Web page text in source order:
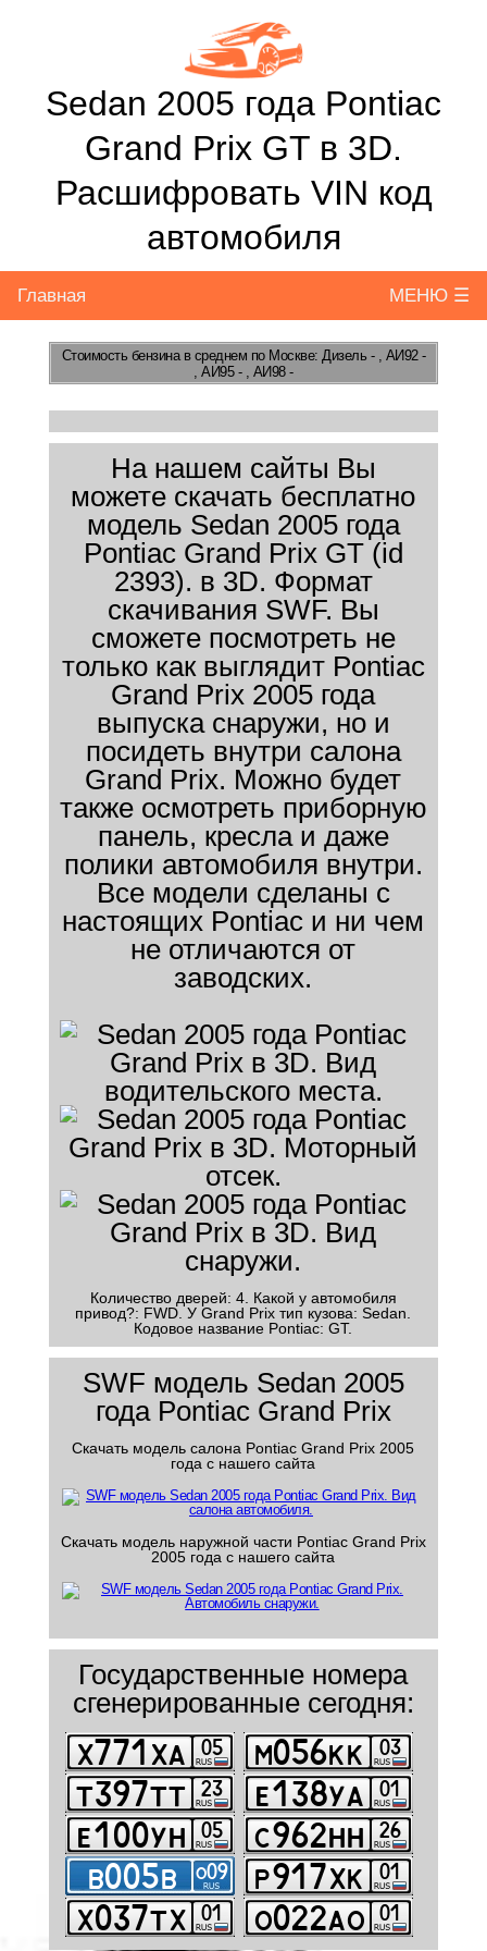
Sedan 2005 года Pontiac
Grand Prix GT в 3D.
Расшифровать VIN код
автомобиля
Главная МЕНЮ ☰
Стоимость бензинав среднем по Москве: Дизель - , АИ92 -
, АИ95 - , АИ98 -
На нашем сайты Вы
можете скачать бесплатно
модель Sedan 2005 года
Pontiac Grand Prix GT (id
2393). в 3D. Формат
скачивания SWF. Вы
сможете посмотреть не
только как выглядит Pontiac
Grand Prix 2005 года
выпуска снаружи, но и
посидеть внутри салона
Grand Prix. Можно будет
также осмотреть приборную
панель, кресла и даже
полики автомобиля внутри.
Все модели сделаны с
настоящих Pontiac и ни чем
не отличаются от
заводских.
Количество дверей: 4. Какой у автомобиля
привод?: FWD. У Grand Prix тип кузова: Sedan.
Кодовое название Pontiac: GT.
SWF модель Sedan 2005
года Pontiac Grand Prix
Скачать модель салона Pontiac Grand Prix 2005
года с нашего сайта
Скачать модель наружной части Pontiac Grand Prix
2005 года с нашего сайта
Государственные номера
сгенерированные сегодня: